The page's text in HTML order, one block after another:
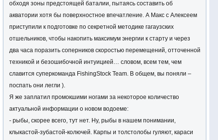
обходя зоны предстоящей баталии, пытаясь составить об
акватории хотя бы поверхностное впечатление. А Макс с Алексеем
приступили к подготовке по секретной методике гагаузских
отшельников, чтобы накопить максимум энергии к старту и через
два часа поразить соперников скоростью перемещений, отточенной
техникой и безошибочной интуицией… словом, всем тем, чем
славится суперкоманда FishingStock Team. В общем, вы поняли –
поспать они легли ).
Я же заплатил промокшими ногами за некоторое количество
актуальной информации о новом водоеме:
- рыбы, скорее всего, тут нет. Ну, рыбы в нашем понимании,
клыкастой-зубастой-колючей. Карпы и толстолобы гуляют, караси